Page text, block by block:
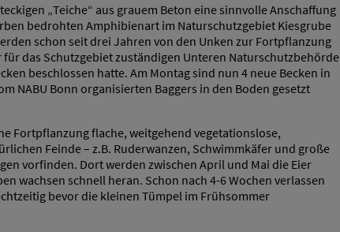
„Teiche“ aus grauem Beton eine sinnvolle Anschaffung
bedrohten Amphibienart im Naturschutzgebiet Kiesgrube
schon seit drei Jahren von den Unken zur Fortpflanzung
das Schutzgebiet zuständigen Unteren Naturschutzbehörde
beschlossen hatte. Am Montag sind nun 4 neue Becken in
NABU Bonn organisierten Baggers in den Boden gesetzt
Fortpflanzung flache, weitgehend vegetationslose,
Feinde – z.B. Ruderwanzen, Schwimmkäfer und große
vorfinden. Dort werden zwischen April und Mai die Eier
wachsen schnell heran. Schon nach 4-6 Wochen verlassen
bevor die kleinen Tümpel im Frühsommer